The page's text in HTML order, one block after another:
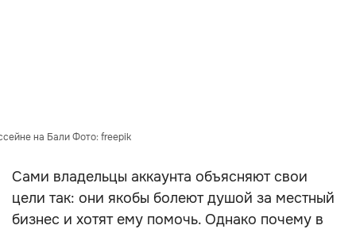
на Бали Фото: freepik
Сами владельцы аккаунта объясняют свои
цели так: они якобы болеют душой за местный
бизнес и хотят ему помочь. Однако почему в